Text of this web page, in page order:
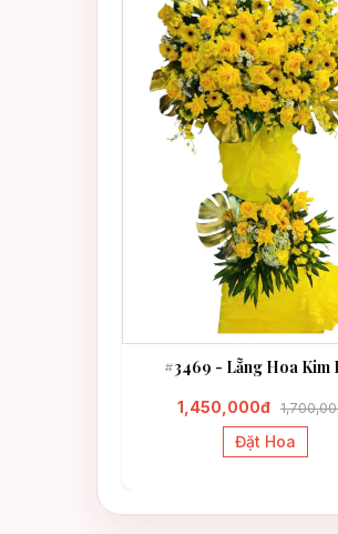
#3469 - Lẵng Hoa Kim
1,450,000đ
Đặt Hoa